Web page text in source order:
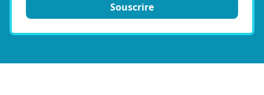
Souscrire